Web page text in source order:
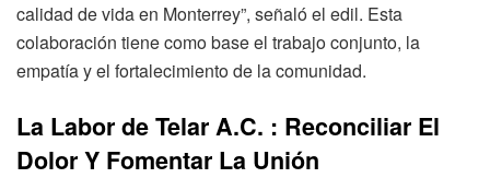
calidad de vida en Monterrey”, señaló el edil. Esta
colaboración tiene como base el trabajo conjunto, la
empatía y el fortalecimiento de la comunidad.
La Labor de Telar A.C. : Reconciliar El
Dolor Y Fomentar La Unión